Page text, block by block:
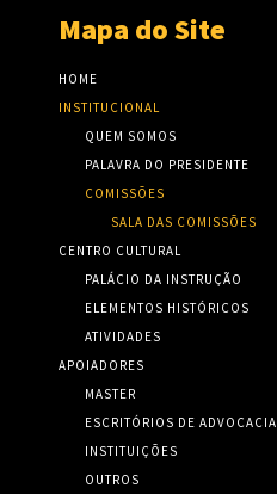
Mapa do Site
HOME
INSTITUCIONAL
QUEM SOMOS
PALAVRA DO PRESIDENTE
COMISSÕES
SALA DAS COMISSÕES
CENTRO CULTURAL
PALÁCIO DA INSTRUÇÃO
ELEMENTOS HISTÓRICOS
ATIVIDADES
APOIADORES
MASTER
ESCRITÓRIOS DE ADVOCACIA
INSTITUIÇÕES
OUTROS